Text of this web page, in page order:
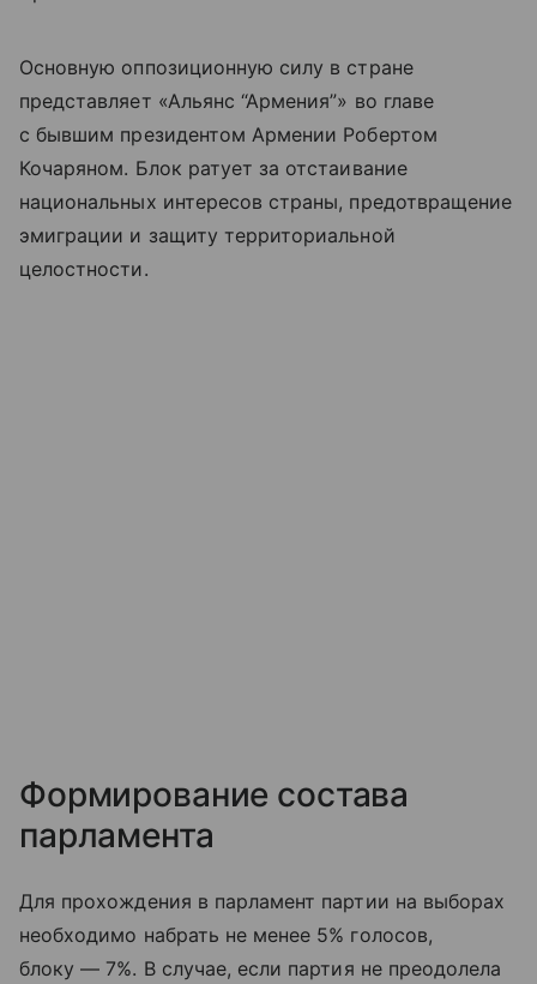
Основную оппозиционную силу в стране
представляет «Альянс “Армения”» во главе
с бывшим президентом Армении Робертом
Кочаряном. Блок ратует за отстаивание
национальных интересов страны, предотвращение
эмиграции и защиту территориальной
целостности.
Формирование состава
парламента
Для прохождения в парламент партии на выборах
необходимо набрать не менее 5% голосов,
блоку — 7%. В случае, если партия не преодолела